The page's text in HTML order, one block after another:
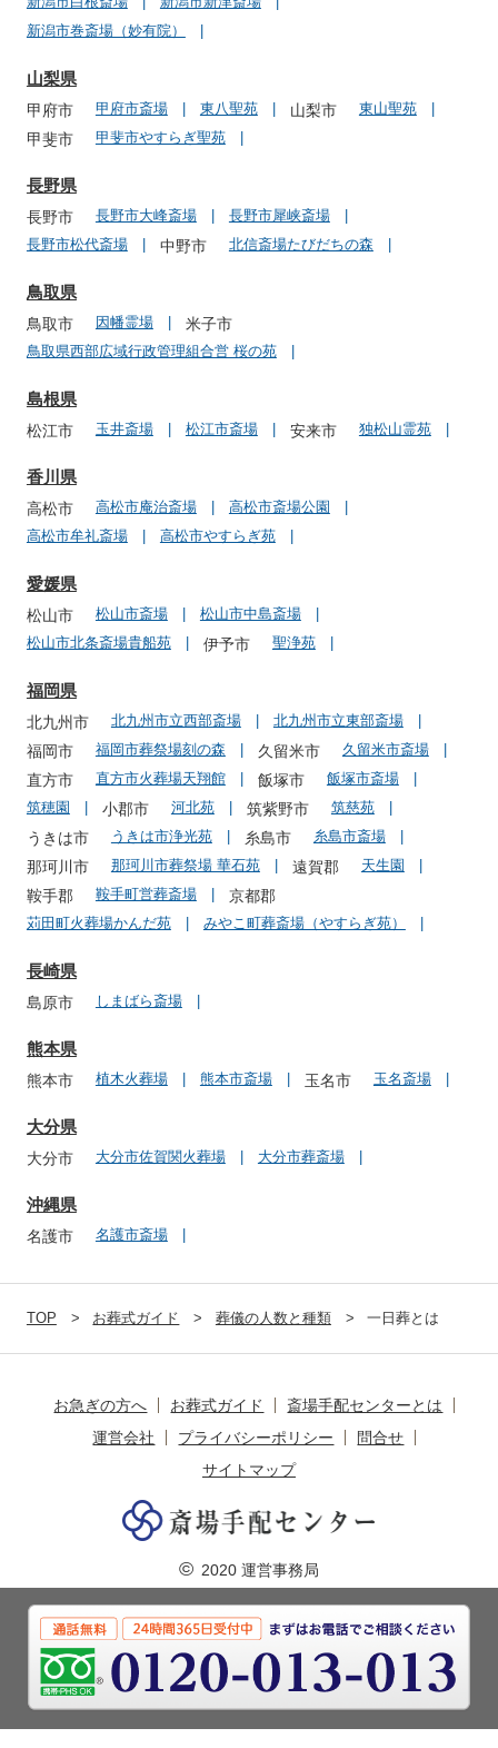
新潟市巻斎場（妙有院）
山梨県
甲府市 甲府市斎場 東八聖苑 山梨市 東山聖苑
甲斐市 甲斐市やすらぎ聖苑
長野県
長野市 長野市大峰斎場
長野市犀峡斎場
長野市松代斎場
中野市 北信斎場たびだちの森
鳥取県
鳥取市 因幡霊場 米子市
鳥取県西部広域行政管理組合営 桜の苑
島根県
松江市 玉井斎場 松江市斎場 安来市 独松山霊苑
香川県
高松市 高松市庵治斎場
高松市斎場公園
高松市牟礼斎場
高松市やすらぎ苑
愛媛県
松山市 松山市斎場
松山市中島斎場
松山市北条斎場貴船苑
伊予市 聖浄苑
福岡県
北九州市 北九州市立西部斎場 北九州市立東部斎場
福岡市 福岡市葬祭場刻の森 久留米市 久留米市斎場
直方市 直方市火葬場天翔館 飯塚市
飯塚市斎場
筑穂園
小郡市 河北苑 筑紫野市 筑慈苑
うきは市 うきは市浄光苑 糸島市 糸島市斎場
那珂川市 那珂川市葬祭場 華石苑 遠賀郡 天生園
鞍手郡 鞍手町営葬斎場 京都郡
苅田町火葬場かんだ苑 みやこ町葬斎場（やすらぎ苑）
長崎県
島原市 しまばら斎場
熊本県
熊本市 植木火葬場 熊本市斎場 玉名市 玉名斎場
大分県
大分市 大分市佐賀関火葬場 大分市葬斎場
沖縄県
名護市 名護市斎場
TOP お葬式ガイド 葬儀の人数と種類 一日葬とは
お急ぎの方へ お葬式ガイド
斎場手配センターとは
運営会社
プライバシーポリシー
問合せ
サイトマップ
© 2020 運営事務局